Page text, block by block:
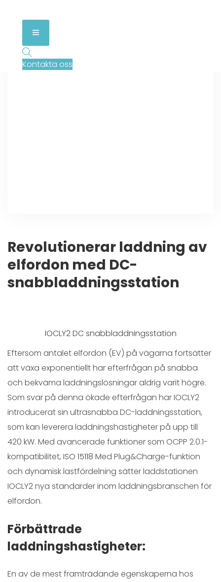
Kontakta oss
Revolutionerar laddning av
elfordon med DC-
snabbladdningsstation
IOCLY2 DC snabbladdningsstation
Eftersom antalet elfordon (EV) på vägarna fortsätter
att växa exponentiellt har efterfrågan på snabba
och bekväma laddningslösningar aldrig varit högre.
Som svar på denna ökade efterfrågan har IOCLY2
introducerat sin ultrasnabba DC-laddningsstation,
som kan leverera laddningshastigheter på upp till
420 kW. Med avancerade funktioner som OCPP 2.0.1-
kompatibilitet, ISO 15118 Med Plug&Charge-funktion
och dynamisk lastfördelning sätter laddstationen
IOCLY2 nya standarder inom laddningsbranschen för
elfordon.
Förbättrade
laddningshastigheter:
En av de mest framträdande egenskaperna hos